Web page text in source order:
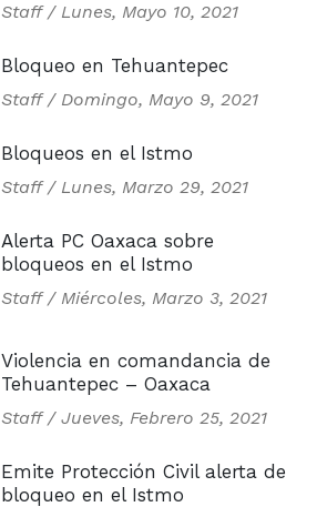
Staff / Lunes, Mayo 10, 2021
Bloqueo en Tehuantepec
Staff / Domingo, Mayo 9, 2021
Bloqueos en el Istmo
Staff / Lunes, Marzo 29, 2021
Alerta PC Oaxaca sobre
bloqueos en el Istmo
Staff / Miércoles, Marzo 3, 2021
Violencia en comandancia de
Tehuantepec – Oaxaca
Staff / Jueves, Febrero 25, 2021
Emite Protección Civil alerta de
bloqueo en el Istmo